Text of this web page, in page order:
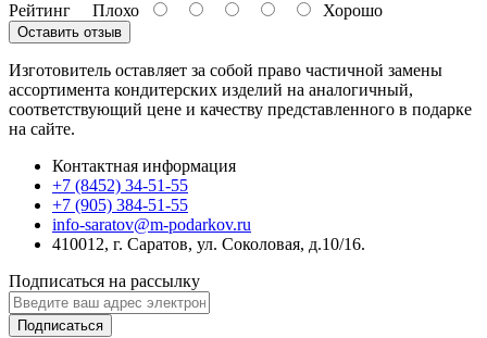
Рейтинг Плохо Хорошо
Оставить отзыв
Изготовитель оставляет за собой право частичной замены
ассортимента кондитерских изделий на аналогичный,
соответствующий цене и качеству представленного в подарке
на сайте.
Контактная информация
+7 (8452) 34-51-55
+7 (905) 384-51-55
info-saratov@m-podarkov.ru
410012, г. Саратов, ул. Соколовая, д.10/16.
Подписаться на рассылку
Подписаться